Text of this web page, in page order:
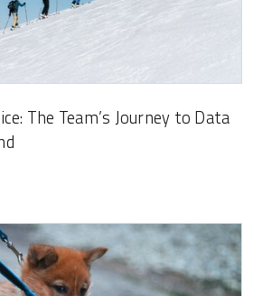
The Team’s Journey to Data